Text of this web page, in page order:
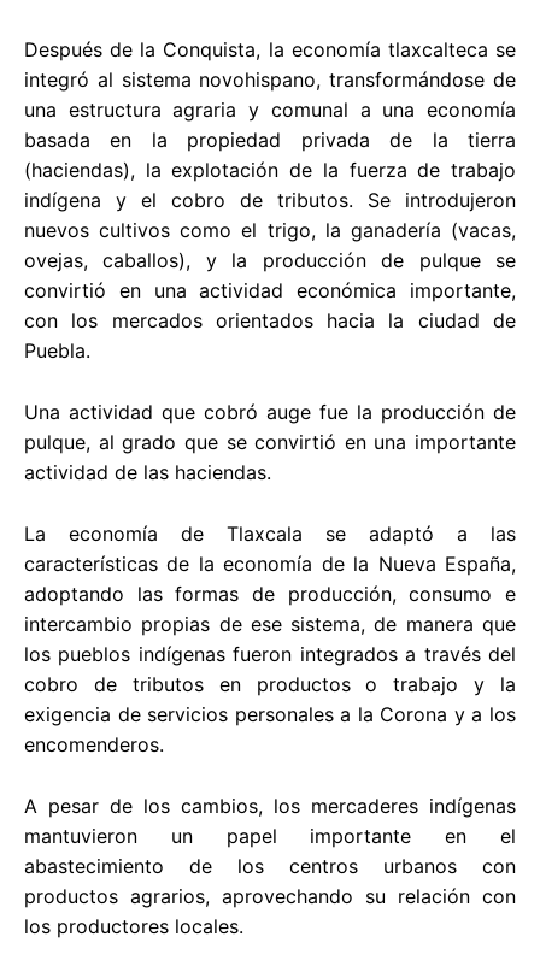
Después de la Conquista, la economía tlaxcalteca se
integró al sistema novohispano, transformándose de
una estructura agraria y comunal a una economía
basada en la propiedad privada de la tierra
(haciendas), la explotación de la fuerza de trabajo
indígena y el cobro de tributos. Se introdujeron
nuevos cultivos como el trigo, la ganadería (vacas,
ovejas, caballos), y la producción de pulque se
convirtió en una actividad económica importante,
con los mercados orientados hacia la ciudad de
Puebla.
Una actividad que cobró auge fue la producción de
pulque, al grado que se convirtió en una importante
actividad de las haciendas.
La economía de Tlaxcala se adaptó a las
características de la economía de la Nueva España,
adoptando las formas de producción, consumo e
intercambio propias de ese sistema, de manera que
los pueblos indígenas fueron integrados a través del
cobro de tributos en productos o trabajo y la
exigencia de servicios personales a la Corona y a los
encomenderos.
A pesar de los cambios, los mercaderes indígenas
mantuvieron un papel importante en el
abastecimiento de los centros urbanos con
productos agrarios, aprovechando su relación con
los productores locales.